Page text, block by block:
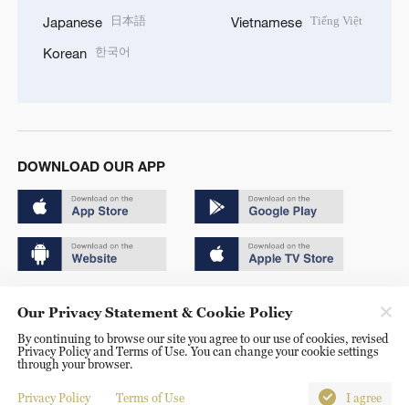
Japanese 日本語
Korean 한국어
Vietnamese Tiếng Việt
DOWNLOAD OUR APP
京ICP备20000184号
京公网安备 11010502050052号
Disinformation report hotline: 010-85061466
Our Privacy Statement & Cookie Policy
By continuing to browse our site you agree to our use of cookies, revised
Privacy Policy and Terms of Use. You can change your cookie settings
through your browser.
Privacy Policy Terms of Use I agree